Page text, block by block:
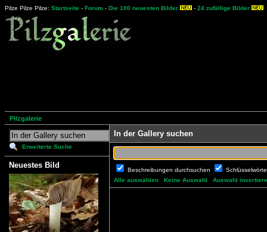
Pilze Pilze Pilze: Startseite - Forum - Die 100 neuesten Bilder - 24 zufällige Bilder
Pilzgalerie
Erweiterte Suche
Neuestes Bild
In der Gallery suchen
Beschreibungen durchsuchen
Alle auswählen
Keine Auswahl Auswahl